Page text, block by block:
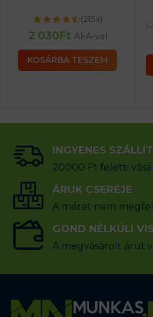
(215x)
2 030Ft ÁFA-val
KOSÁRBA TESZEM
INGYENES
20000 Ft feletti
ÁRUK CSERÉJE
A méret nem
GOND NÉLKÜLI
A megvásárolt árut